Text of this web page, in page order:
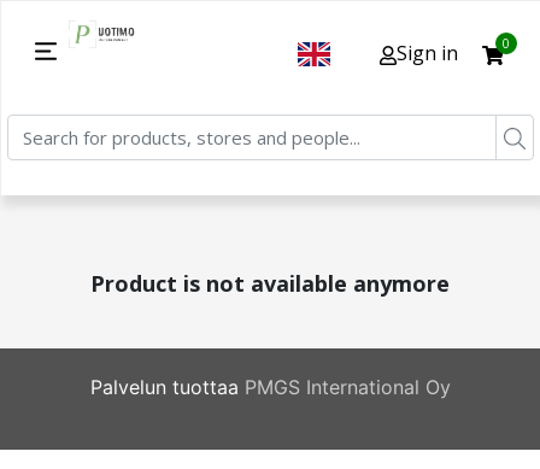
Sign in 0
Product is not available anymore
Palvelun tuottaa PMGS International Oy